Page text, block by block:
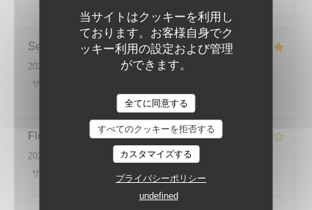
当サイトはクッキーを利用し
ております。お客様自身でク
ッキー利用の設定および管理
ができます。
全てに同意する
すべてのクッキーを拒否する
カスタマイズする
プライバシーポリシー
undefined
Sebastien M
2026-07-31
- 20:30 - ゲスト 2
サービス
Floréal
2026-07-31
- 19:45 - ゲスト 2
サービス
雰囲気: 5 /5 メニュー : 5